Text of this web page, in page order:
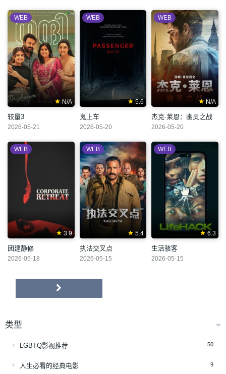
N/A
WEB
较量3
2026-05-21
5.6
WEB
鬼上车
2026-05-20
N/A
WEB
杰克·莱恩：幽灵之战
2026-05-20
3.9
WEB
团建静修
2026-05-18
5.4
WEB
执法交叉点
2026-05-15
6.3
WEB
生活骇客
2026-05-15
类型
LGBTQ影视推荐 50
人生必看的经典电影 9